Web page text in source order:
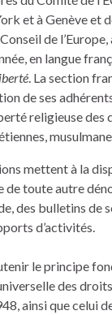
et à Genève et
de
en langue
. La section
de ses
religieuse des
mettent à la
de toute autre
des bulletins de
d’activités.
le principe
des
ainsi que celui